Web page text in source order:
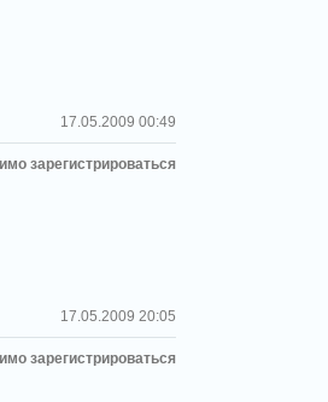
17.05.2009 00:49
зарегистрироваться
17.05.2009 20:05
зарегистрироваться